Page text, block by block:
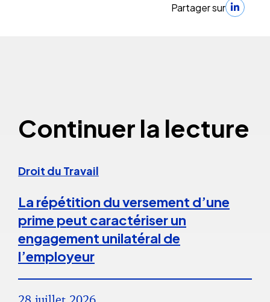
Partager sur
Continuer la lecture
Droit du Travail
La répétition du versement d’une
prime peut caractériser un
engagement unilatéral de
l’employeur